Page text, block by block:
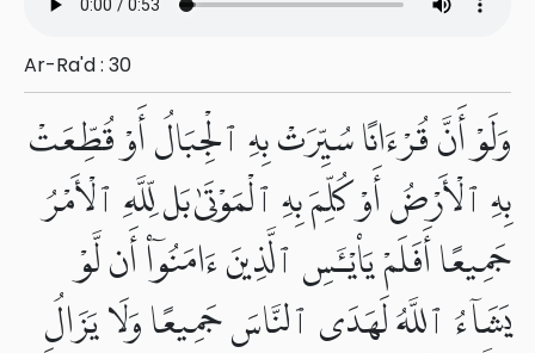
Ar-Ra'd : 30
وَلَوْ أَنَّ قُرْءَانًا سُيِّرَتْ بِهِ ٱلْجِبَالُ أَوْ قُطِّعَتْ
بِهِ ٱلْأَرْضُ أَوْ كُلِّمَ بِهِ ٱلْمَوْتَىٰ بَل لِّلَّهِ ٱلْأَمْرُ
جَمِيعًا أَفَلَمْ يَا۟يْـَٔسِ ٱلَّذِينَ ءَامَنُوٓا۟ أَن لَّوْ
يَشَآءُ ٱللَّهُ لَهَدَى ٱلنَّاسَ جَمِيعًا وَلَا يَزَالُ